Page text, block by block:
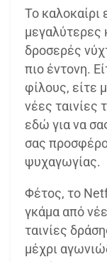
Το καλοκαίρι
μεγαλύτερες
δροσερές
πιο έντονη.
φίλους, είτε
νέες ταινίες
εδώ για να
σας
ψυχαγωγίας.
Φέτος, το
γκάμα από
ταινίες
μέχρι